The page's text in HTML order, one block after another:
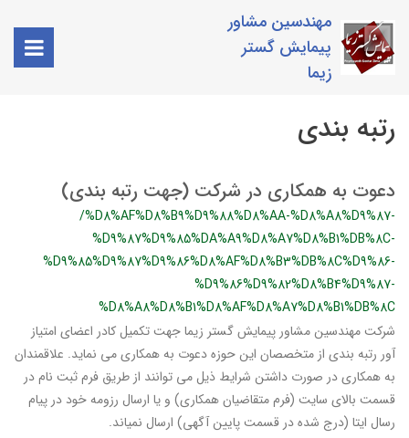
مهندسین مشاور
پیمایش گستر
زیما
رتبه بندی
دعوت به همکاری در شرکت (جهت رتبه بندی)
/%D8%AF%D8%B9%D9%88%D8%AA-%D8%A8%D9%87-
%D9%87%D9%85%DA%A9%D8%A7%D8%B1%DB%8C-
%D9%85%D9%87%D9%86%D8%AF%D8%B3%DB%8C%D9%86-
%D9%86%D9%82%D8%B4%D9%87-
%D8%A8%D8%B1%D8%AF%D8%A7%D8%B1%DB%8C
شرکت مهندسین مشاور پیمایش گستر زیما جهت تکمیل کادر اعضای امتیاز
آور رتبه بندی از متخصصان این حوزه دعوت به همکاری می نماید. علاقمندان
به همکاری در صورت داشتن شرایط ذیل می توانند از طریق فرم ثبت نام در
قسمت بالای سایت (فرم متقاضیان همکاری) و یا ارسال رزومه خود در پیام
رسال ایتا (درج شده در قسمت پایین آگهی) ارسال نمیاند.